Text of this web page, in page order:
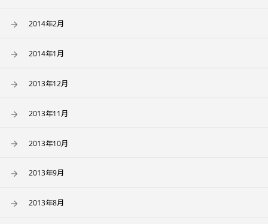
2014年2月
2014年1月
2013年12月
2013年11月
2013年10月
2013年9月
2013年8月